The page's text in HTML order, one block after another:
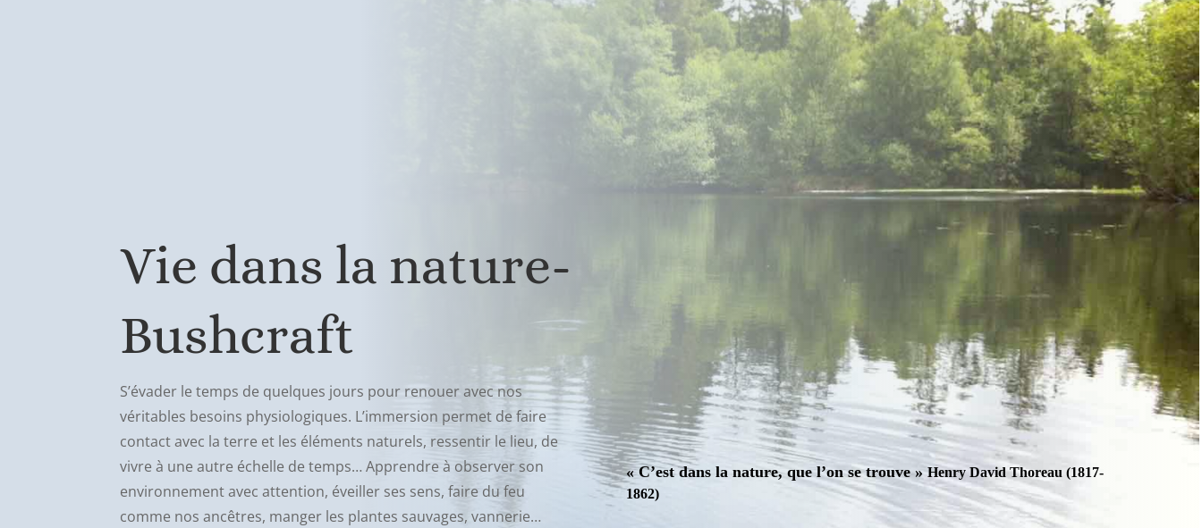
Vie dans la nature-
Bushcraft
S’évader le temps de quelques jours pour renouer avec nos
véritables besoins physiologiques. L’immersion permet de faire
contact avec la terre et les éléments naturels, ressentir le lieu, de
vivre à une autre échelle de temps… Apprendre à observer son
environnement avec attention, éveiller ses sens, faire du feu
comme nos ancêtres, manger les plantes sauvages, vannerie…
« C’est dans la nature, que l’on se trouve »Henry David Thoreau (1817-
1862)